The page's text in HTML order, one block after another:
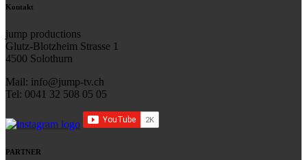
Kontakt
jump productions
Glutz-Blotzheim Strasse 1
4500 Solothurn
Mail: info@jump-tv.ch
Tel: 0041 32 508 05 05
PARTNER